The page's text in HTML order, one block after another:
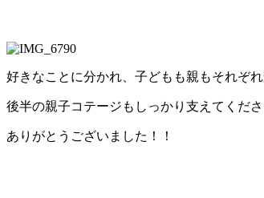
好きなことに分かれ、子どもも親もそれぞ
後半の親子コテージもしっかり支えてくだ
ありがとうございました！！